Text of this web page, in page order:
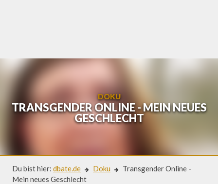
DOKU
TRANSGENDER ONLINE - MEIN NEUES
GESCHLECHT
Du bist hier: dbate.de Doku
Transgender Online -
Mein neues Geschlecht